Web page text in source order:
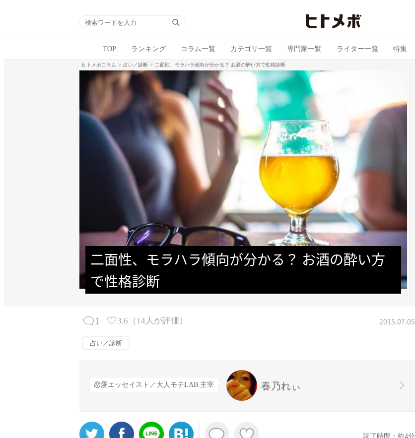
TOP ランキング コラム一覧 カテゴリ一覧 専門家一覧 ライター一覧 特集
ヒトメボコラム 占い／診断 二面性、モラハラ傾向が分かる？ お酒の酔い方で性格診断
二面性、モラハラ傾向が分かる？ お酒の酔い方
で性格診断
1 3.6 （ 14 人が評価） 2015.07.05
占い／診断
恋愛エッセイスト／大人モテLAB.主宰 春乃れぃ
読了時間：約4分